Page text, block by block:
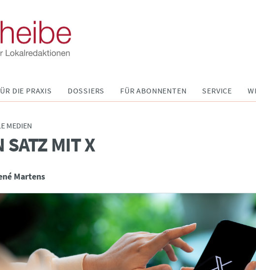
DIE PRAXIS DOSSIERS FÜR ABONNENTEN SERVICE
MEDIEN
SATZ MIT X
Martens